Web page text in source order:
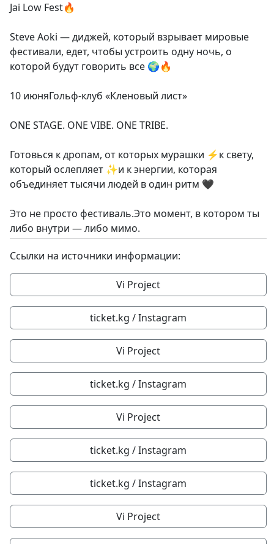
Jai Low Fest🔥
Steve Aoki — диджей, который взрывает мировые
фестивали, едет, чтобы устроить одну ночь, о
которой будут говорить все 🌍🔥
10 июняГольф-клуб «Кленовый лист»
ONE STAGE. ONE VIBE. ONE TRIBE.
Готовься к дропам, от которых мурашки ⚡️к свету,
который ослепляет ✨и к энергии, которая
объединяет тысячи людей в один ритм 🖤
Это не просто фестиваль.Это момент, в котором ты
либо внутри — либо мимо.
Ссылки на источники информации:
Vi Project
ticket.kg / Instagram
Vi Project
ticket.kg / Instagram
Vi Project
ticket.kg / Instagram
ticket.kg / Instagram
Vi Project